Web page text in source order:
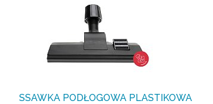
SSAWKA PODŁOGOWA PLASTIKOWA